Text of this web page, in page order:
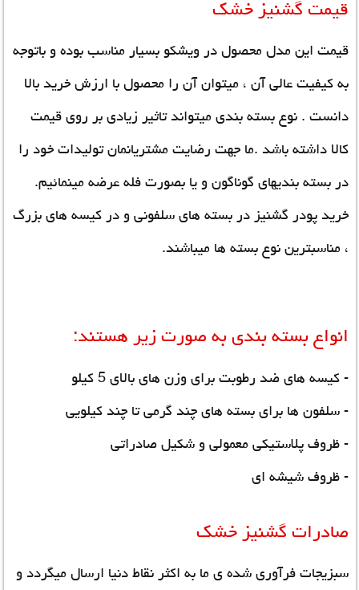
قیمت گشنیز خشک
قیمت این مدل محصول در ویشکو بسیار مناسب بوده و باتوجه
به کیفیت عالی آن ، میتوان آن را محصول با ارزش خرید بالا
دانست . نوع بسته بندی میتواند تاثیر زیادی بر روی قیمت
کالا داشته باشد .ما جهت رضایت مشتریانمان تولیدات خود را
در بسته بندیهای گوناگون و یا بصورت فله عرضه مینمائیم.
خرید پودر گشنیز در بسته های سلفونی و در کیسه های بزرگ
، مناسبترین نوع بسته ها میباشند.
انواع بسته بندی به صورت زیر هستند:
- کیسه های ضد رطوبت برای وزن های بالای 5 کیلو
- سلفون ها برای بسته های چند گرمی تا چند کیلویی
- ظروف پلاستیکی معمولی و شکیل صادراتی
- ظروف شیشه ای
صادرات گشنیز خشک
سبزیجات فرآوری شده ی ما به اکثر نقاط دنیا ارسال میگردد و